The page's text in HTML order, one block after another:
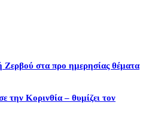
στα προ ημερησίας θέματα
την Κορινθία – θυμίζει τον